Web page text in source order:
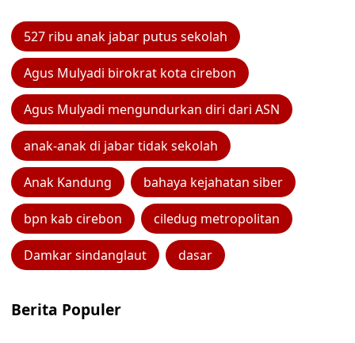
527 ribu anak jabar putus sekolah
Agus Mulyadi birokrat kota cirebon
Agus Mulyadi mengundurkan diri dari ASN
anak-anak di jabar tidak sekolah
Anak Kandung bahaya kejahatan siber
bpn kab cirebon ciledug metropolitan
Damkar sindanglaut dasar
Berita Populer